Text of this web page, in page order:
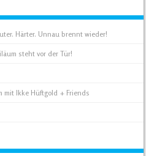
Härter. Unnau brennt wieder!
steht vor der Tür!
mit Ikke Hüftgold + Friends